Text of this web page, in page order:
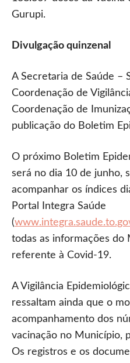
Gurupi.
Divulgação quinzenal
A Secretaria de Saúde –
Coordenação de
Coordenação de
publicação do Boletim
O próximo Boletim
será no dia 10 de junho,
acompanhar os índices
Portal Integra Saúde
(
todas as informações do
referente à Covid-19.
A Vigilância
ressaltam ainda que o
acompanhamento dos
vacinação no Município,
Os registros e os